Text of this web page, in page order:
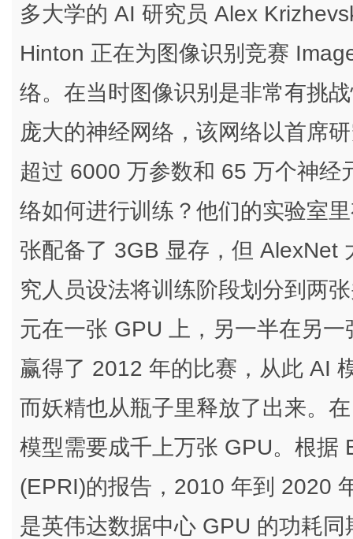
多大学的 AI 研究员 Alex
Hinton 正在为图像识别竞赛
络。在当时图像识别是非常有挑
庞大的神经网络，该网络以首席
超过 6000 万参数和 65 万个神经
络如何进行训练？他们的实验室
张配备了 3GB 显存，但 AlexNet
究人员设法将训练阶段划分到两
元在一张 GPU 上，另一半在另
赢得了 2012 年的比赛，从此 AI
而妖精也从瓶子里释放了出来。
模型需要成千上万张 GPU。根据
(EPRI)的报告，2010 年到 2020
是英伟达数据中心 GPU 的功耗